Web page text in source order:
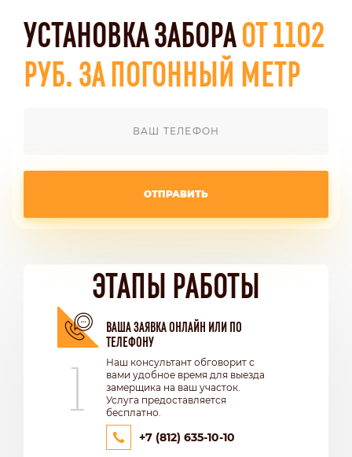
УСТАНОВКА ЗАБОРАОТ 1102
РУБ. ЗА ПОГОННЫЙ МЕТР
ОТПРАВИТЬ
ЭТАПЫ РАБОТЫ
1
ВАША ЗАЯВКА ОНЛАЙН ИЛИ ПО
ТЕЛЕФОНУ
Наш консультант обговорит с
вами удобное время для выезда
замерщика на ваш участок.
Услуга предоставляется
бесплатно.
+7 (812) 635-10-10